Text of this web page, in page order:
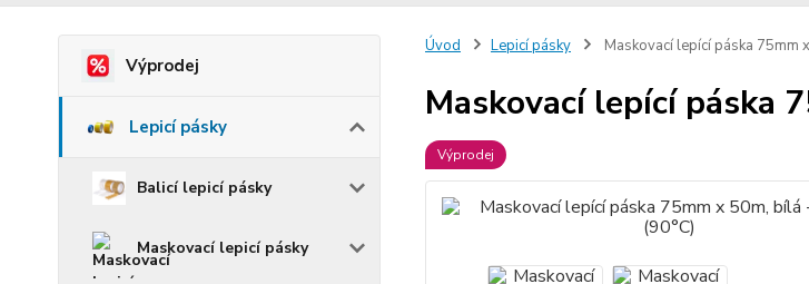
Výprodej
Lepicí pásky
Balicí lepicí pásky
Maskovací lepicí pásky
Úvod Lepicí pásky Maskovací lepící páska 75mm
Maskovací lepící páska
Výprodej